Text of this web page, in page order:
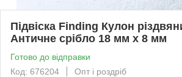
Підвіска Finding Кулон
Античне срібло 18 мм x 8 мм
Готово до відправки
Код: 676204
Опт і роздріб